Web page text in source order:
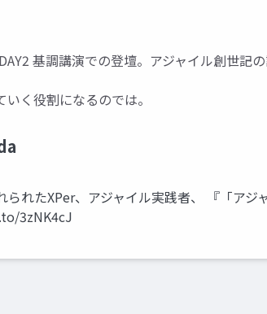
基調講演での登壇。アジャイル創世記
く役割になるのでは。
れたXPer、アジャイル実践者、 『「アジ
3zNK4cJ